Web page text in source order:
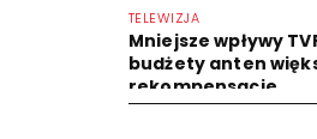
TELEWIZJA
Mniejsze wpływy
budżety anten
rekompensacie